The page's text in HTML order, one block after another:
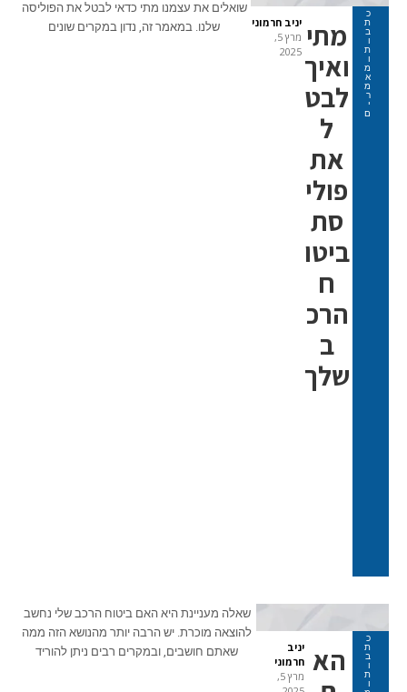
כ
ת
ב
ו
ת
ו
מ
א
מ
ר
י
ם
מתי
ואיך
לבט
ל
את
פולי
סת
ביטו
ח
הרכ
ב
שלך
יניב חרמוני
מרץ 5,
2025
שואלים את עצמנו מתי כדאי לבטל את הפוליסה
שלנו. במאמר זה, נדון במקרים שונים
כ
ת
ב
ו
ת
ו
הא יניב
חרמוני
מרץ 5,
שאלה מעניינת היא האם ביטוח הרכב שלי נחשב
להוצאה מוכרת. יש הרבה יותר מהנושא הזה ממה
שאתם חושבים, ובמקרים רבים ניתן להוריד